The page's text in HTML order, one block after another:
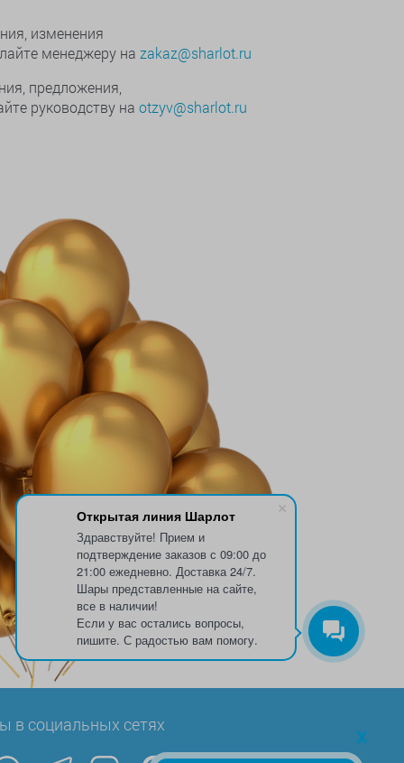
Открытая линия Шарлот
Здравствуйте! Прием и
подтверждение заказов с 09:00 до
21:00 ежедневно. Доставка 24/7.
Шары представленные на сайте,
все в наличии!
Если у вас остались вопросы,
пишите. С радостью вам помогу.
изменения
менеджеру на zakaz@sharlot.ru
предложения,
руководству на otzyv@sharlot.ru
в социальных сетях x